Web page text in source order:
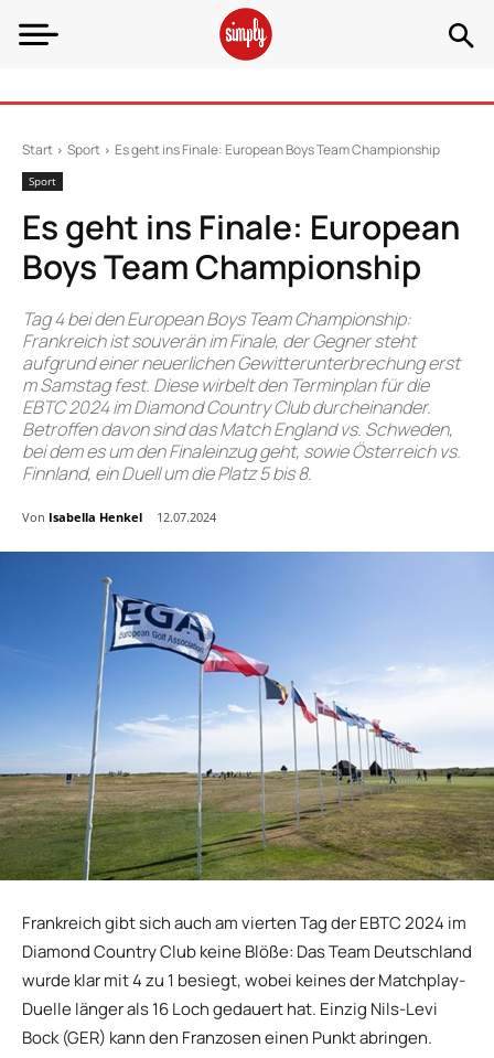
Start Sport Es geht ins Finale: European Boys Team Championship
Sport
Es geht ins Finale: European
Boys Team Championship
Tag 4 bei den European Boys Team Championship:
Frankreich ist souverän im Finale, der Gegner steht
aufgrund einer neuerlichen Gewitterunterbrechung erst
m Samstag fest. Diese wirbelt den Terminplan für die
EBTC 2024 im Diamond Country Club durcheinander.
Betroffen davon sind das Match England vs. Schweden,
bei dem es um den Finaleinzug geht, sowie Österreich vs.
Finnland, ein Duell um die Platz 5 bis 8.
Von Isabella Henkel 12.07.2024
Frankreich gibt sich auch am vierten Tag der EBTC 2024 im
Diamond Country Club keine Blöße: Das Team Deutschland
wurde klar mit 4 zu 1 besiegt, wobei keines der Matchplay-
Duelle länger als 16 Loch gedauert hat. Einzig Nils-Levi
Bock (GER) kann den Franzosen einen Punkt abringen.